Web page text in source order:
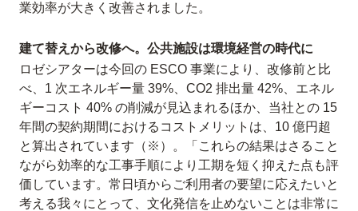
業効率が大きく改善されました。
建て替えから改修へ。公共施設は環境経営の時代に
ロゼシアターは今回の ESCO 事業により、改修前と比
べ、1 次エネルギー量 39%、CO2 排出量 42%、エネル
ギーコスト 40% の削減が見込まれるほか、当社との 15
年間の契約期間におけるコストメリットは、10 億円超
と算出されています（※）。「これらの結果はさること
ながら効率的な工事手順により工期を短く抑えた点も評
価しています。常日頃からご利用者の要望に応えたいと
考える我々にとって、文化発信を止めないことは非常に